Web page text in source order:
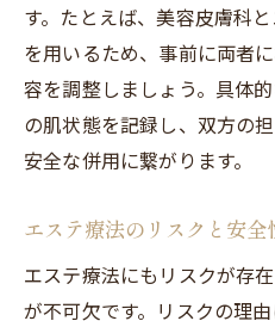
す。たとえば、美容皮膚科
を用いるため、事前に両者
容を調整しましょう。具体
の肌状態を記録し、双方の
安全な併用に繋がります。
エステ療法のリスクと安全
エステ療法にもリスクが存
が不可欠です。リスクの理